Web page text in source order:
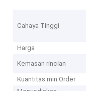
Cahaya Tinggi
Harga
Kemasan rincian
Kuantitas min Order